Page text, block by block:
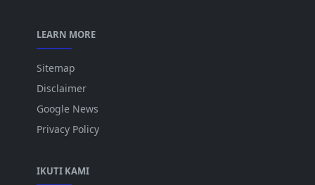
LEARN MORE
Sitemap
Disclaimer
Google News
Privacy Policy
IKUTI KAMI